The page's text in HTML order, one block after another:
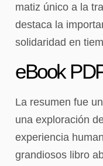
matiz único a la
destaca la
solidaridad en
eBook
La resumen fue
una exploración
experiencia
grandiosos libro